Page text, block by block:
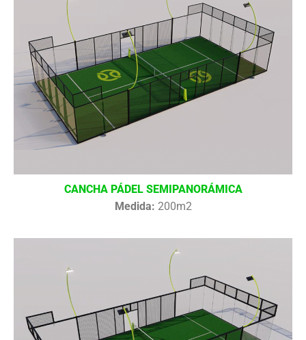
CANCHA PÁDEL SEMIPANORÁMICA
Medida: 200m2